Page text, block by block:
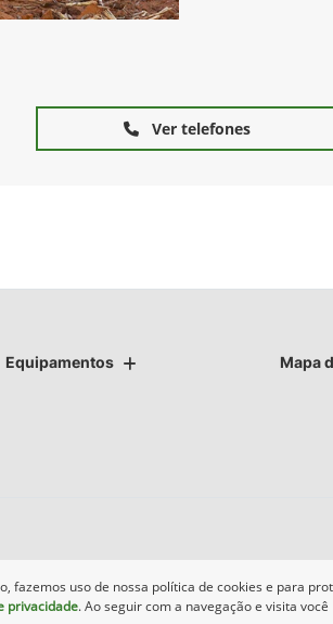
Ver telefones
Equipamentos Mapa
fazemos uso de nossa política de cookies e para
privacidade. Ao seguir com a navegação e visita você